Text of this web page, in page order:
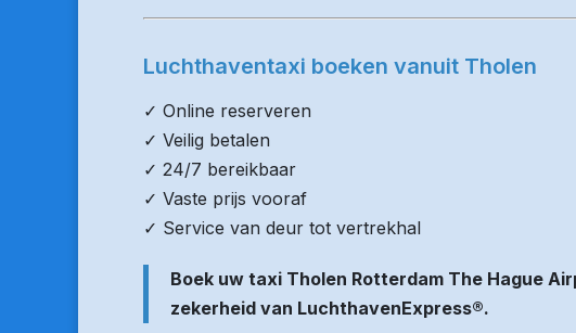
Luchthaventaxi boeken vanuit Tholen
✓ Online reserveren
✓ Veilig betalen
✓ 24/7 bereikbaar
✓ Vaste prijs vooraf
✓ Service van deur tot vertrekhal
Boek uw taxi Tholen Rotterdam The Hague
zekerheid van LuchthavenExpress®.